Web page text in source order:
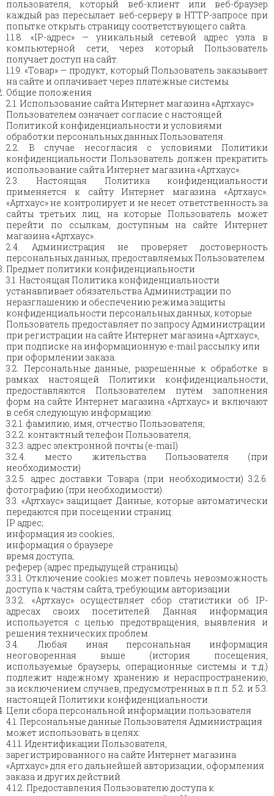
пользователя, который веб-клиент или веб-браузер
каждый раз пересылает веб-серверу в HTTP-запросе при
попытке открыть страницу соответствующего сайта.
1.1.8. «IP-адрес» — уникальный сетевой адрес узла в
компьютерной сети, через который Пользователь
получает доступ на сайт.
1.1.9. «Товар» — продукт, который Пользователь заказывает
на сайте и оплачивает через платёжные системы.
Общие положения
2.1. Использование сайта Интернет магазина «Артхаус»
Пользователем означает согласие с настоящей
Политикой конфиденциальности и условиями
обработки персональных данных Пользователя.
2.2. В случае несогласия с условиями Политики
конфиденциальности Пользователь должен прекратить
использование сайта Интернет магазина «Артхаус».
2.3. Настоящая Политика конфиденциальности
применяется к сайту Интернет магазина «Артхаус».
«Артхаус» не контролирует и не несет ответственность за
сайты третьих лиц, на которые Пользователь может
перейти по ссылкам, доступным на сайте Интернет
магазина «Артхаус».
2.4. Администрация не проверяет достоверность
персональных данных, предоставляемых Пользователем.
Предмет политики конфиденциальности
3.1. Настоящая Политика конфиденциальности
устанавливает обязательства Администрации по
неразглашению и обеспечению режима защиты
конфиденциальности персональных данных, которые
Пользователь предоставляет по запросу Администрации
при регистрации на сайте Интернет магазина «Артхаус»,
при подписке на информационную e-mail рассылку или
при оформлении заказа.
3.2. Персональные данные, разрешённые к обработке в
рамках настоящей Политики конфиденциальности,
предоставляются Пользователем путём заполнения
форм на сайте Интернет магазина «Артхаус» и включают
в себя следующую информацию:
3.2.1. фамилию, имя, отчество Пользователя;
3.2.2. контактный телефон Пользователя;
3.2.3. адрес электронной почты (e-mail)
3.2.4. место жительства Пользователя (при
необходимости)
3.2.5. адрес доставки Товара (при необходимости) 3.2.6.
фотографию (при необходимости).
3.3. «Артхаус» защищает Данные, которые автоматически
передаются при посещении страниц:
IP адрес;
информация из cookies;
информация о браузере
время доступа;
реферер (адрес предыдущей страницы).
3.3.1. Отключение cookies может повлечь невозможность
доступа к частям сайта, требующим авторизации.
3.3.2. «Артхаус» осуществляет сбор статистики об IP-
адресах своих посетителей. Данная информация
используется с целью предотвращения, выявления и
решения технических проблем.
3.4. Любая иная персональная информация
неоговоренная выше (история посещения,
используемые браузеры, операционные системы и т.д.)
подлежит надежному хранению и нераспространению,
за исключением случаев, предусмотренных в п.п. 5.2. и 5.3.
настоящей Политики конфиденциальности.
Цели сбора персональной информации пользователя
4.1. Персональные данные Пользователя Администрация
может использовать в целях:
4.1.1. Идентификации Пользователя,
зарегистрированного на сайте Интернет магазина
«Артхаус» для его дальнейшей авторизации, оформления
заказа и других действий.
4.1.2. Предоставления Пользователю доступа к